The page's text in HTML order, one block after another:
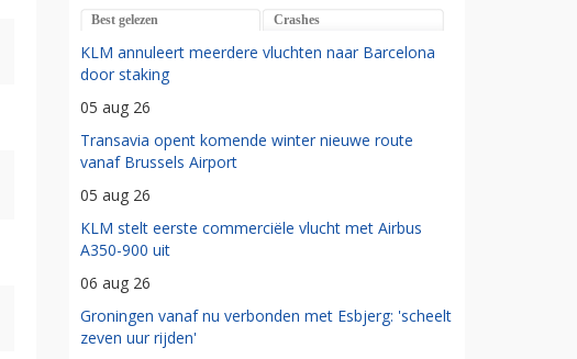
Best gelezen Crashes
KLM annuleert meerdere vluchten naar Barcelona
door staking
05 aug 26
Transavia opent komende winter nieuwe route
vanaf Brussels Airport
05 aug 26
KLM stelt eerste commerciële vlucht met Airbus
A350-900 uit
06 aug 26
Groningen vanaf nu verbonden met Esbjerg: 'scheelt
zeven uur rijden'